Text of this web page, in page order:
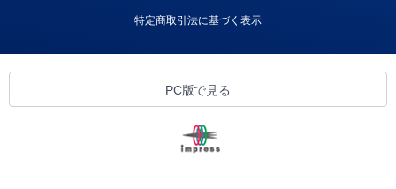
特定商取引法に基づく表示
PC版で見る